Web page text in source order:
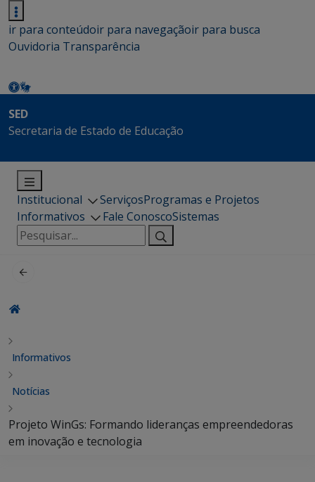
ir para conteúdoir para navegaçãoir para busca
Ouvidoria Transparência
SED
Secretaria de Estado de Educação
Institucional ServiçosProgramas e Projetos
Informativos
Fale ConoscoSistemas
Pesquisar
por:
Informativos
Notícias
Projeto WinGs: Formando lideranças empreendedoras
em inovação e tecnologia